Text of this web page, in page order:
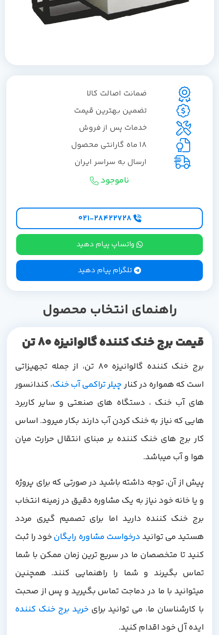
ضمانت اصالت کالا
تضمین بهترین قیمت
خدمات پس از فروش
18 ماه گارانتی محصول
ارسال به سراسر ایران
ناموجود
واتساپ پیام دهید
تلگرام پیام دهید
راهنمای انتخاب محصول
قیمت برج خنک کننده گالوانیزه 80 تن
برج خنک کننده گالوانیزه 80 تن، از جمله تجهیزاتی
است که همواره در کنارچیلر تراکمی آب خنک، کندانسور
های آب خنک ، دستگاه های صنعتی و سایر کاربرد
هایی که نیاز به خنک کردن آب دارند بکار میرود. اساس
کار برج های خنک کننده بر مبنای انتقال حرارت میان
هوا و آب میباشد.
پیش از آن، توجه داشته باشید در صورتی که برای پروژه
و یا خانه خود نیاز به یک مشاوره دقیق در زمینه انتخاب
برج خنک کننده دارید اما برای تصمیم گیری مردد
هستید می توانیددرخواست مشاوره رایگانخود را ثبت
کنید تا متخصصان ما در سریع ترین زمان ممکن با شما
تماس بگیرند و شما را راهنمایی کنند. همچنین
میتوانید با ما در دماجت تماس بگیرید و پس از صحبت
با کارشناسان ما، می توانید برایخرید برج خنک کننده
ایده آل خود اقدام کنید.